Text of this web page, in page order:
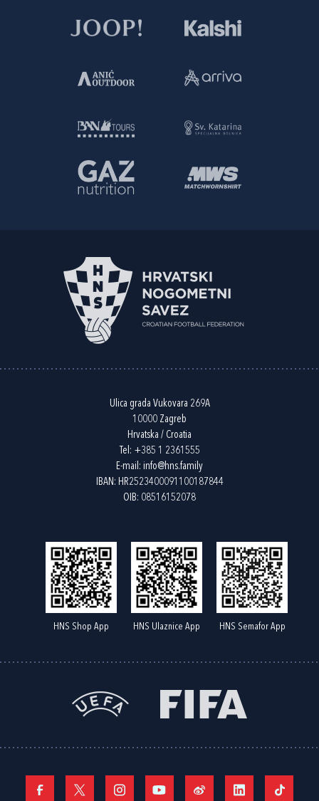
Ulica grada Vukovara 269A
10000 Zagreb
Hrvatska / Croatia
Tel: +385 1 2361555
E-mail: info@hns.family
IBAN: HR2523400091100187844
OIB: 08516152078
HNS Shop App HNS Ulaznice App HNS Semafor App